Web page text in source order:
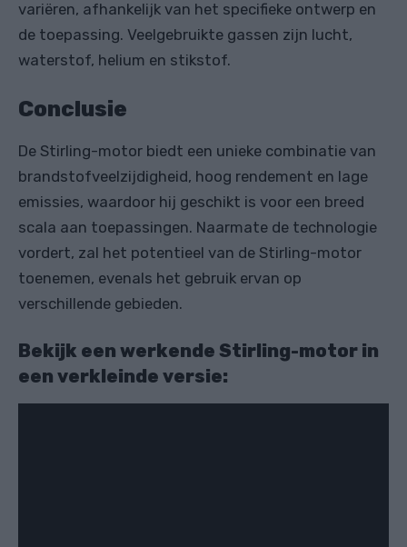
variëren, afhankelijk van het specifieke ontwerp en
de toepassing. Veelgebruikte gassen zijn lucht,
waterstof, helium en stikstof.
Conclusie
De Stirling-motor biedt een unieke combinatie van
brandstofveelzijdigheid, hoog rendement en lage
emissies, waardoor hij geschikt is voor een breed
scala aan toepassingen. Naarmate de technologie
vordert, zal het potentieel van de Stirling-motor
toenemen, evenals het gebruik ervan op
verschillende gebieden.
Bekijk een werkende Stirling-motor in
een verkleinde versie: